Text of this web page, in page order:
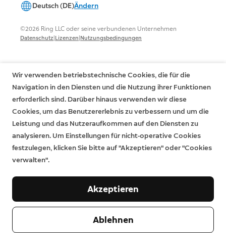
Deutsch (DE)Ändern
©2026 Ring LLC oder seine verbundenen Unternehmen
Datenschutz|Lizenzen|Nutzungsbedingungen
Wir verwenden betriebstechnische Cookies, die für die
Navigation in den Diensten und die Nutzung ihrer Funktionen
erforderlich sind. Darüber hinaus verwenden wir diese
Cookies, um das Benutzererlebnis zu verbessern und um die
Leistung und das Nutzeraufkommen auf den Diensten zu
analysieren. Um Einstellungen für nicht-operative Cookies
festzulegen, klicken Sie bitte auf "Akzeptieren" oder "Cookies
verwalten".
Ablehnen
Akzeptieren